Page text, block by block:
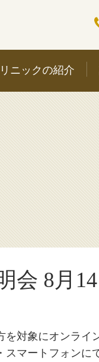
ニックの紹介
会 8月
対象にオンライ
マートフォンに